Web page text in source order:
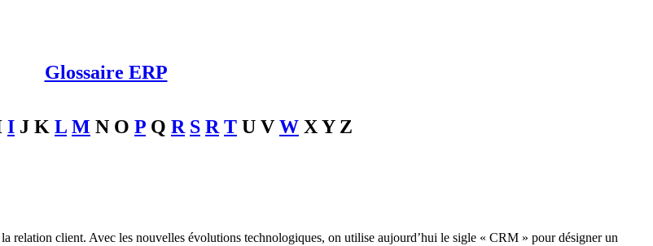
Glossaire ERP
I J K L M N O P Q R S R T U V W XY Z
la relation client. Avec les nouvelles évolutions technologiques, on utilise aujourd’hui le sigle « CRM » pour désigner un